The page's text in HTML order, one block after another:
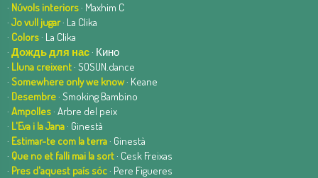
· Núvols interiors· Maxhim C
· Jo vull jugar· La Clika
· Colors· La Clika
· Дождь для нас· Кино
· Lluna creixent· SOSUN.dance
· Somewhere only we know· Keane
· Desembre· Smoking Bambino
· Ampolles· Arbre del peix
· L'Eva i la Jana· Ginestà
· Estimar-te com la terra· Ginestà
· Que no et falli mai la sort· Cesk Freixas
· Pres d'aquest país sóc· Pere Figueres